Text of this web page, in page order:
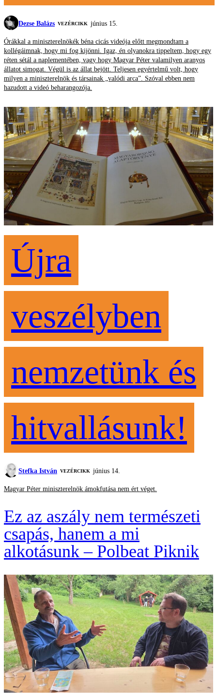
Dezse Balázs VEZÉRCIKK június 15.
Órákkal a miniszterelnökék béna cicás videója előtt megmondtam a
kollégáimnak, hogy mi fog kijönni. Igaz, én olyanokra tippeltem, hogy egy
réten sétál a naplementében, vagy hogy Magyar Péter valamilyen aranyos
állatot simogat. Végül is az állat bejött. Teljesen egyértelmű volt, hogy
milyen a miniszterelnök és társainak „valódi arca”. Szóval ebben nem
hazudott a videó beharangozója.
Újra
veszélyben
nemzetünk és
hitvallásunk!
Stefka István VEZÉRCIKK június 14.
Magyar Péter miniszterelnök ámokfutása nem ért véget.
Ez az aszály nem természeti
csapás, hanem a mi
alkotásunk – Polbeat Piknik